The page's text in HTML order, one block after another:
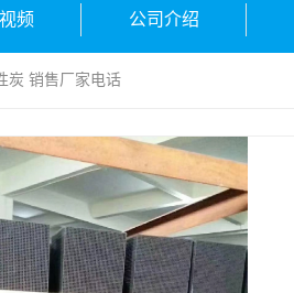
频 公司介绍
炭 销售厂家电话